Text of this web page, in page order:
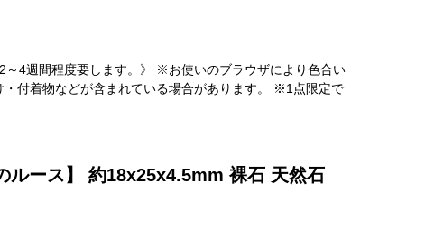
4週間程度要します。》 ※お使いのブラウザにより色合い
付着物などが含まれている場合があります。 ※1点限定で
ルース】 約18x25x4.5mm 裸石 天然石